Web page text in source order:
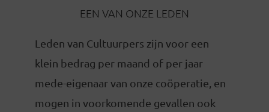
EEN VAN ONZE LEDEN
Leden van Cultuurpers zijn voor een
klein bedrag per maand of per jaar
mede-eigenaar van onze coöperatie, en
mogen in voorkomende gevallen ook